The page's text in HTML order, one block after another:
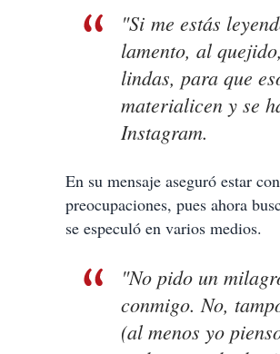
"Si me estás
lamento, al
lindas, para que
materialicen y se
Instagram.
En su mensaje aseguró estar
preocupaciones, pues ahora
se especuló en varios medios.
"No pido un
conmigo. No,
(al menos yo